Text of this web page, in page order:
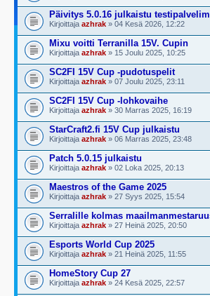
Päivitys 5.0.16 julkaistu
Kirjoittaja azhrak » 04 Kesä 2026, 12:22
Mixu voitti Terranilla 15V. Cupin
Kirjoittaja azhrak » 15 Joulu 2025, 10:25
SC2FI 15V Cup -pudotuspelit
Kirjoittaja azhrak » 07 Joulu 2025, 23:11
SC2FI 15V Cup -lohkovaihe
Kirjoittaja azhrak » 30 Marras 2025, 16:19
StarCraft2.fi 15V Cup julkaistu
Kirjoittaja azhrak » 06 Marras 2025, 23:48
Patch 5.0.15 julkaistu
Kirjoittaja azhrak » 02 Loka 2025, 20:13
Maestros of the Game 2025
Kirjoittaja azhrak » 27 Syys 2025, 15:54
Serralille kolmas
Kirjoittaja azhrak » 27 Heinä 2025, 20:50
Esports World Cup 2025
Kirjoittaja azhrak » 21 Heinä 2025, 11:55
HomeStory Cup 27
Kirjoittaja azhrak » 24 Kesä 2025, 22:57